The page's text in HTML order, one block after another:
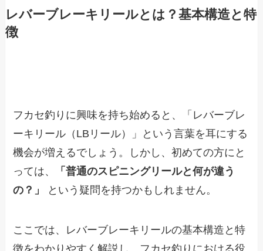
レバーブレーキリールとは？基本構造と特
徴
フカセ釣りに興味を持ち始めると、「レバーブレ
ーキリール（LBリール）」という言葉を耳にする
機会が増えるでしょう。しかし、初めての方にと
っては、
「普通のスピニングリールと何が違う
の？」
という疑問を持つかもしれません。
ここでは、レバーブレーキリールの基本構造と特